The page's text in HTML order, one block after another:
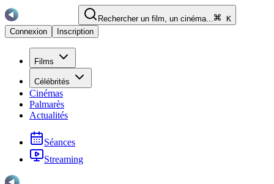
Rechercher un film, un cinéma...
K
Connexion
Inscription
Films
Célébrités
Cinémas
Palmarès
Actualités
Séances
Streaming